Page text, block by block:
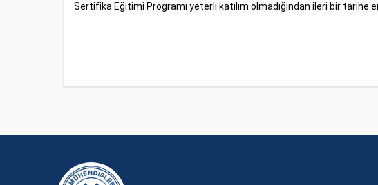
Sertifika Eğitimi Programı yeterli katılım olmadığından ileri bir tarihe